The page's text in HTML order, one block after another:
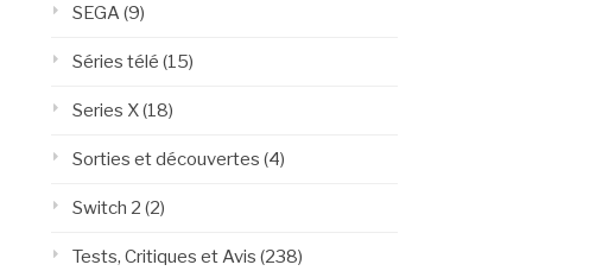
SEGA (9)
Séries télé (15)
Series X(18)
Sorties et découvertes (4)
Switch 2 (2)
Tests, Critiques et Avis (238)